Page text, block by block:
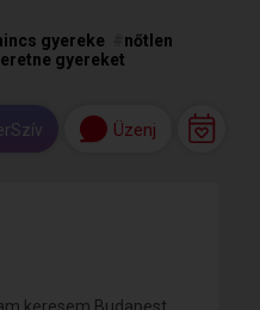
gyereke
nőtlen
gyereket
Üzenj